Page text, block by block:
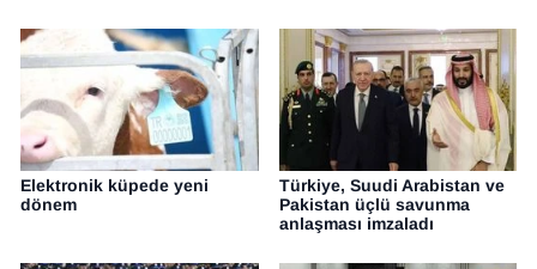
Elektronik küpede yeni
dönem
Türkiye, Suudi Arabistan ve
Pakistan üçlü savunma
anlaşması imzaladı